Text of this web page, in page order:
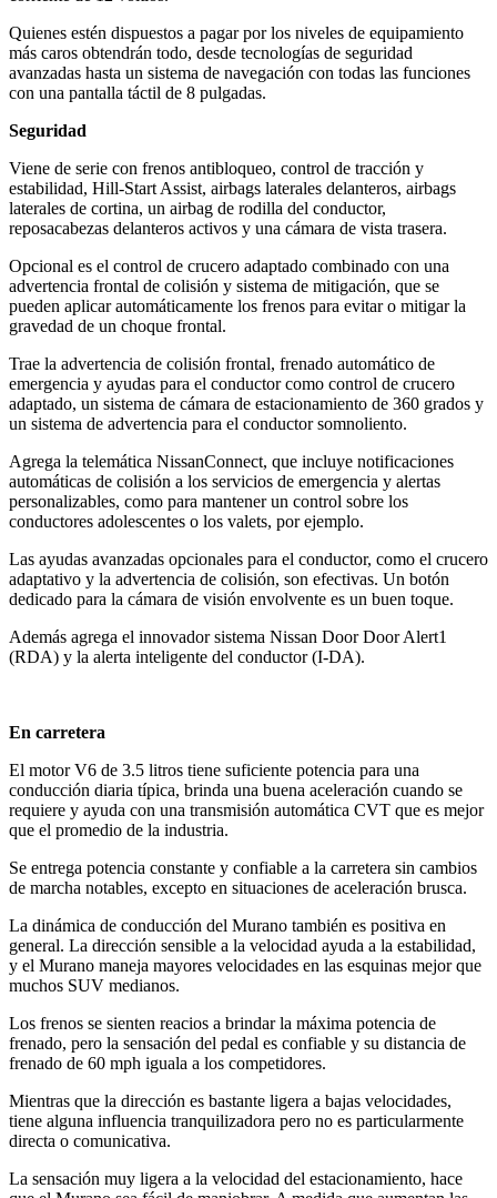
Quienes estén dispuestos a pagar por los niveles de equipamiento
más caros obtendrán todo, desde tecnologías de seguridad
avanzadas hasta un sistema de navegación con todas las funciones
con una pantalla táctil de 8 pulgadas.
Seguridad
Viene de serie con frenos antibloqueo, control de tracción y
estabilidad, Hill-Start Assist, airbags laterales delanteros, airbags
laterales de cortina, un airbag de rodilla del conductor,
reposacabezas delanteros activos y una cámara de vista trasera.
Opcional es el control de crucero adaptado combinado con una
advertencia frontal de colisión y sistema de mitigación, que se
pueden aplicar automáticamente los frenos para evitar o mitigar la
gravedad de un choque frontal.
Trae la advertencia de colisión frontal, frenado automático de
emergencia y ayudas para el conductor como control de crucero
adaptado, un sistema de cámara de estacionamiento de 360 grados y
un sistema de advertencia para el conductor somnoliento.
Agrega la telemática NissanConnect, que incluye notificaciones
automáticas de colisión a los servicios de emergencia y alertas
personalizables, como para mantener un control sobre los
conductores adolescentes o los valets, por ejemplo.
Las ayudas avanzadas opcionales para el conductor, como el crucero
adaptativo y la advertencia de colisión, son efectivas. Un botón
dedicado para la cámara de visión envolvente es un buen toque.
Además agrega el innovador sistema Nissan Door Door Alert1
(RDA) y la alerta inteligente del conductor (I-DA).
En carretera
El motor V6 de 3.5 litros tiene suficiente potencia para una
conducción diaria típica, brinda una buena aceleración cuando se
requiere y ayuda con una transmisión automática CVT que es mejor
que el promedio de la industria.
Se entrega potencia constante y confiable a la carretera sin cambios
de marcha notables, excepto en situaciones de aceleración brusca.
La dinámica de conducción del Murano también es positiva en
general. La dirección sensible a la velocidad ayuda a la estabilidad,
y el Murano maneja mayores velocidades en las esquinas mejor que
muchos SUV medianos.
Los frenos se sienten reacios a brindar la máxima potencia de
frenado, pero la sensación del pedal es confiable y su distancia de
frenado de 60 mph iguala a los competidores.
Mientras que la dirección es bastante ligera a bajas velocidades,
tiene alguna influencia tranquilizadora pero no es particularmente
directa o comunicativa.
La sensación muy ligera a la velocidad del estacionamiento, hace